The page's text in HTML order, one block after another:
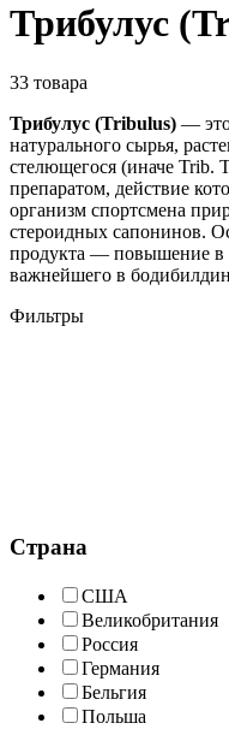
Трибулус
33 товара
Трибулус (Tribulus) — это
натурального сырья,
стелющегося (иначе Trib.
препаратом, действие
организм спортсмена
стероидных сапонинов.
продукта — повышение в
важнейшего в
Фильтры
Страна
США
Великобритания
Россия
Германия
Бельгия
Польша